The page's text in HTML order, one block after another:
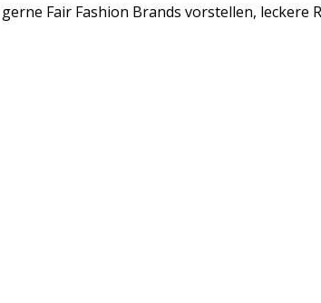
Fair Fashion Brands vorstellen, leckere